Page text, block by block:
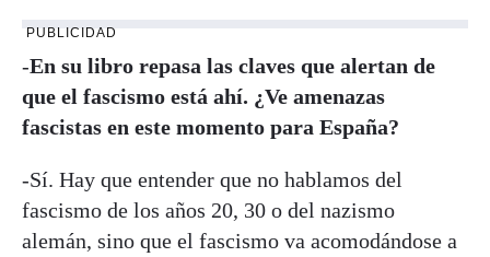
PUBLICIDAD
-En su libro repasa las claves que alertan de
que el fascismo está ahí. ¿Ve amenazas
fascistas en este momento para España?
-Sí. Hay que entender que no hablamos del
fascismo de los años 20, 30 o del nazismo
alemán, sino que el fascismo va acomodándose a